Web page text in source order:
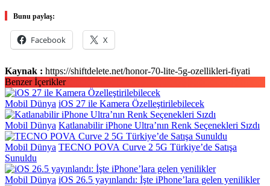
Bunu paylaş:
Facebook X
Kaynak : https://shiftdelete.net/honor-70-lite-5g-ozellikleri-fiyati
Benzer İçerikler
Mobil Dünya iOS 27 ile Kamera Özelleştirilebilecek
Mobil Dünya Katlanabilir iPhone Ultra’nın Renk Seçenekleri Sızdı
Mobil Dünya TECNO POVA Curve 2 5G Türkiye’de Satışa
Sunuldu
Mobil Dünya iOS 26.5 yayınlandı: İşte iPhone’lara gelen yenilikler